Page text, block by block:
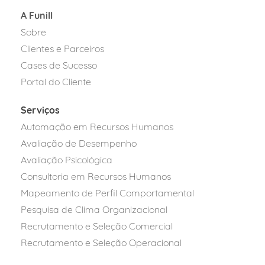
A Funill
Sobre
Clientes e Parceiros
Cases de Sucesso
Portal do Cliente
Serviços
Automação em Recursos Humanos
Avaliação de Desempenho
Avaliação Psicológica
Consultoria em Recursos Humanos
Mapeamento de Perfil Comportamental
Pesquisa de Clima Organizacional
Recrutamento e Seleção Comercial
Recrutamento e Seleção Operacional